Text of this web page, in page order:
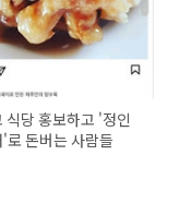
식당 홍보하고 '정인
로 돈버는 사람들